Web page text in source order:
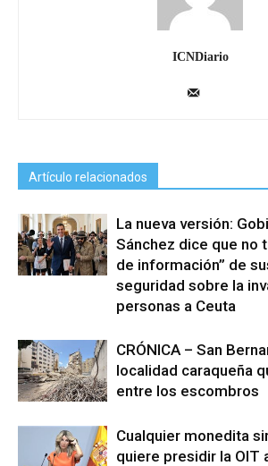
ICNDiario
Artículo relacionados
La nueva versión:
Sánchez dice que no
de información” de
seguridad sobre la
personas a Ceuta
CRÓNICA – San
localidad caraqueña
entre los escombros
Cualquier monedita
quiere presidir la OIT